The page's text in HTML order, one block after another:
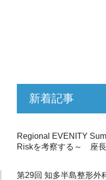
新着記事
Regional EVENITY
Riskを考察する～ 座
第29回 知多半島整形